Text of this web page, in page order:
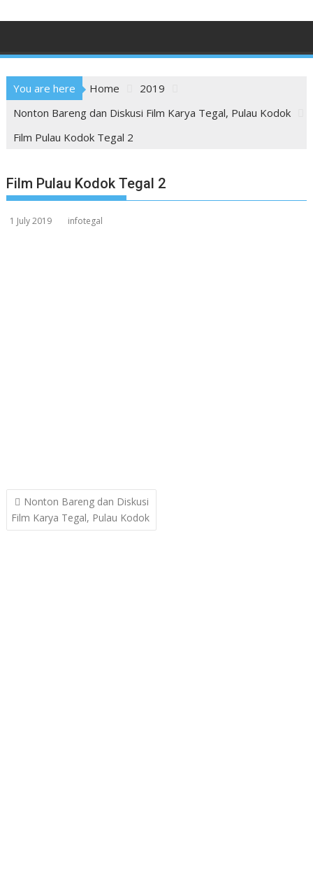
You are here Home
2019
Nonton Bareng dan Diskusi Film Karya Tegal, Pulau Kodok
Film Pulau Kodok Tegal 2
Film Pulau Kodok Tegal 2
1 July 2019 infotegal
Post
navigation
Nonton Bareng dan Diskusi
Film Karya Tegal, Pulau Kodok